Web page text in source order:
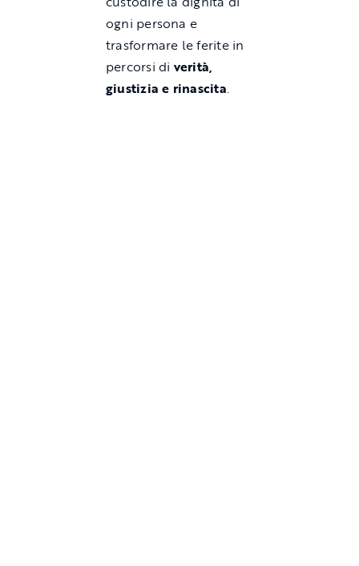
ogni persona e
trasformare le ferite in
percorsi di verità,
giustizia e rinascita.